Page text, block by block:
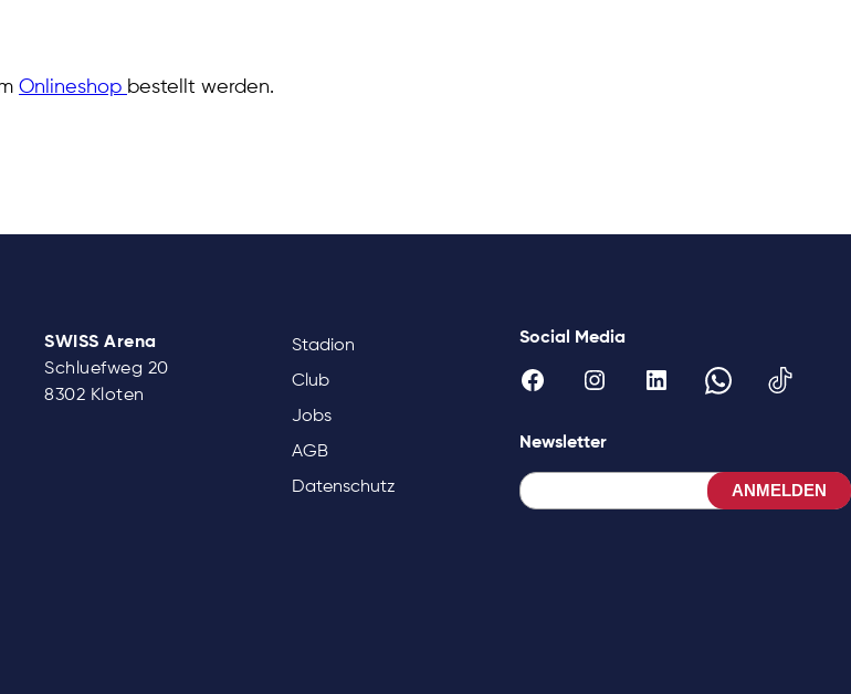
Onlineshop bestellt werden.
SWISS Arena
Schluefweg 20
8302 Kloten
Stadion
Club
Jobs
AGB
Datenschutz
Social Media
Newsletter
ANMELDEN